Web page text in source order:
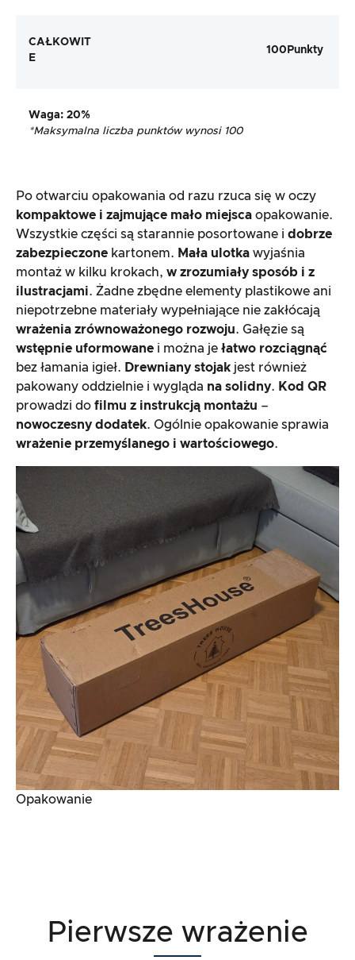
CAŁKOWIT
E
100 Punkty
Waga: 20%
*Maksymalna liczba punktów wynosi 100
Po otwarciu opakowania od razu rzuca się w oczy
kompaktowe i zajmujące mało miejsca opakowanie.
Wszystkie części są starannie posortowane i dobrze
zabezpieczone kartonem. Mała ulotka wyjaśnia
montaż w kilku krokach, w zrozumiały sposób i z
ilustracjami. Żadne zbędne elementy plastikowe ani
niepotrzebne materiały wypełniające nie zakłócają
wrażenia zrównoważonego rozwoju. Gałęzie są
wstępnie uformowane i można je łatwo rozciągnąć
bez łamania igieł. Drewniany stojak jest również
pakowany oddzielnie i wygląda na solidny. Kod QR
prowadzi do filmu z instrukcją montażu –
nowoczesny dodatek. Ogólnie opakowanie sprawia
wrażenie przemyślanego i wartościowego.
Opakowanie
Pierwsze wrażenie